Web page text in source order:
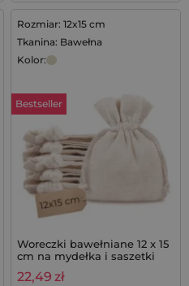
Rozmiar: 12x15 cm
Tkanina: Bawełna
Kolor:
Bestseller
Woreczki bawełniane 12 x 15
cm na mydełka i saszetki
lawendowe, komplet 10 szt.
22,49 zł